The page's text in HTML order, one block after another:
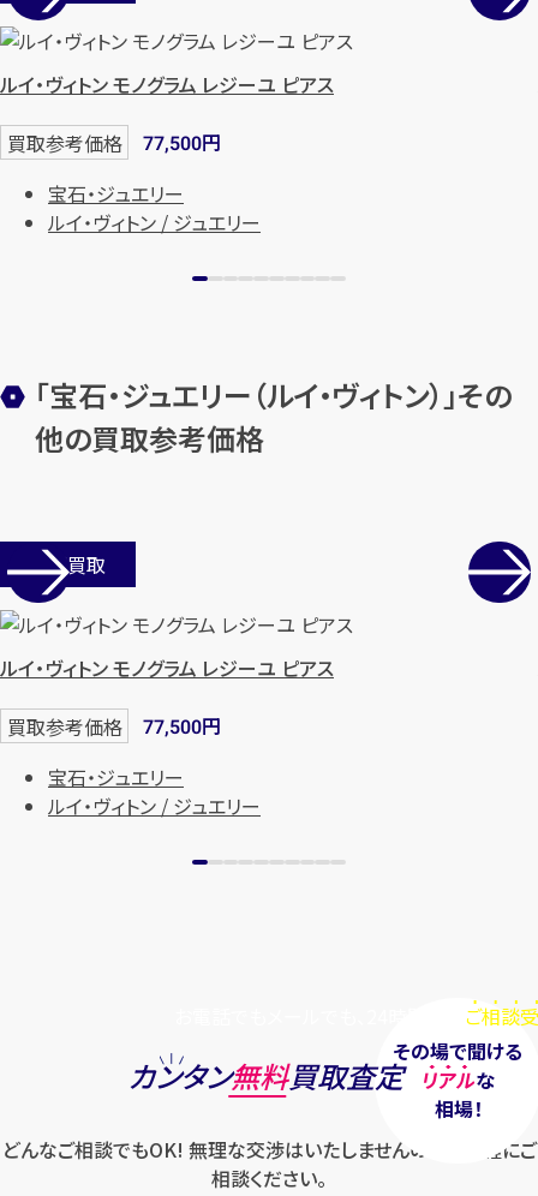
まずは お電話で無料査定
【総合受付】24時間・年中無休(年末年
メールで無料相談する
ルイ・ヴィトン モノグラム レジーユ ピアス
買取参考価格 77,500円
宝石・ジュエリー
ルイ・ヴィトン / ジュエリー
「宝石・ジュエリー（ルイ・ヴィトン）」その
他の買取参考価格
店舗買取
ルイ・ヴィトン モノグラム レジーユ ピアス
買取参考価格 77,500円
宝石・ジュエリー
ルイ・ヴィトン / ジュエリー
ご相談
その場で聞ける
リアルな
相場！
カンタン無料買取査定
どんなご相談でもOK! 無理な交渉はいたしませんのでお気軽にご
相談ください。